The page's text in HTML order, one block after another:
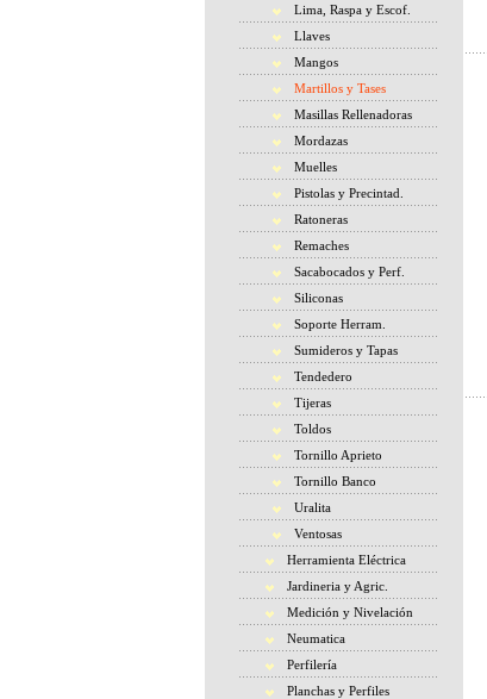
Lima, Raspa y Escof.
Llaves
Mangos
Martillos y Tases
Masillas Rellenadoras
Mordazas
Muelles
Pistolas y Precintad.
Ratoneras
Remaches
Sacabocados y Perf.
Siliconas
Soporte Herram.
Sumideros y Tapas
Tendedero
Tijeras
Toldos
Tornillo Aprieto
Tornillo Banco
Uralita
Ventosas
Herramienta Eléctrica
Jardineria y Agric.
Medición y Nivelación
Neumatica
Perfilería
Planchas y Perfiles